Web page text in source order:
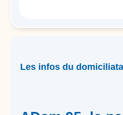
Les infos du